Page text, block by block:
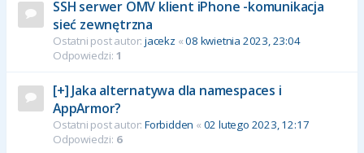
SSH serwer OMV klient iPhone -komunikacja
sieć zewnętrzna
Ostatni post autor: jacekz «08 kwietnia 2023, 23:04
Odpowiedzi: 1
[+] Jaka alternatywa dla namespaces i
AppArmor?
Ostatni post autor: Forbidden « 02 lutego 2023, 12:17
Odpowiedzi: 6